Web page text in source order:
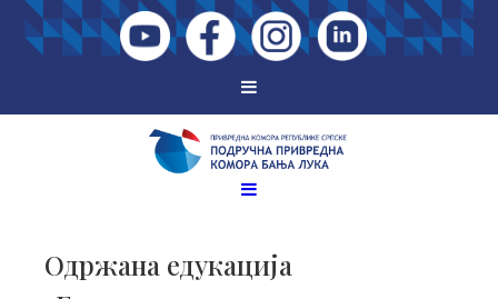
Одржана едукација